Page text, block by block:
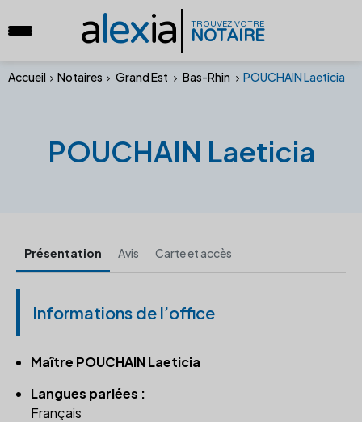
alexia TROUVEZ VOTRE
NOTAIRE
Accueil Notaires Grand Est Bas-Rhin POUCHAIN Laeticia
POUCHAIN Laeticia
Présentation Avis Carte et accès
Informations de l’office
Maître POUCHAIN Laeticia
Langues parlées :
Français